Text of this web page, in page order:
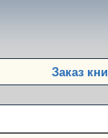
Заказ